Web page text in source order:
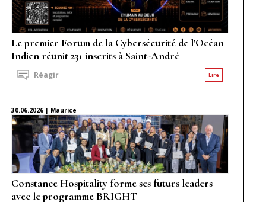
Le premier Forum de la Cybersécurité de l'Océan
Indien réunit 231 inscrits à Saint-André
Lire
Réagir
30.06.2026 | Maurice
Constance Hospitality forme ses futurs leaders
avec le programme BRIGHT